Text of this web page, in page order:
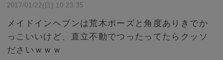
2017/01/22(日) 10:23:35
メイドインヘブンは荒木ポーズと角度ありきでか
っこいいけど、直立不動でつったってたらクッソ
ださいｗｗｗ